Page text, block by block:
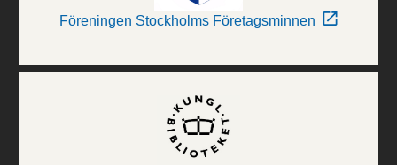
Föreningen Stockholms Företagsminnen